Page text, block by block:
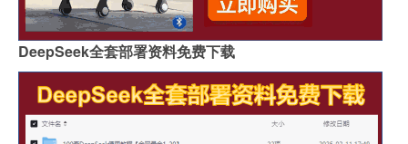
DeepSeek全套部署资料免费下载